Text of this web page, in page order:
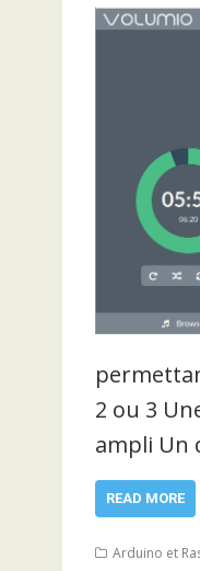
2 ou 3
ampli Un
READ MORE
Arduino et